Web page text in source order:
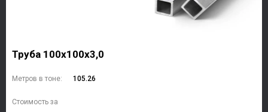
Труба 100х100х3,0
Метров в тоне: 105.26
Стоимость за